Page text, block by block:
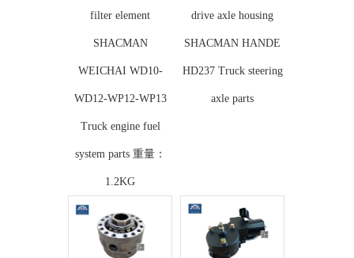
filter element
SHACMAN
WEICHAI WD10-
WD12-WP12-WP13
Truck engine fuel
system parts 重量：
1.2KG
drive axle housing
SHACMAN HANDE
HD237 Truck steering
axle parts